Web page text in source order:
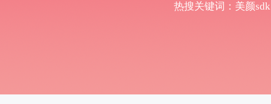
热搜关键词： 美颜sdk